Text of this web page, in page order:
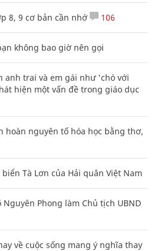
8, 9 cơ bản cần nhớ 106
không bao giờ nên gọi
anh trai và em gái như 'chó với
hiện một vấn đề trong giáo dục
hoàn nguyên tố hóa học bằng thơ,
Tà Lơn của Hải quân Việt Nam
Phong làm Chủ tịch UBND
về cuộc sống mang ý nghĩa thay